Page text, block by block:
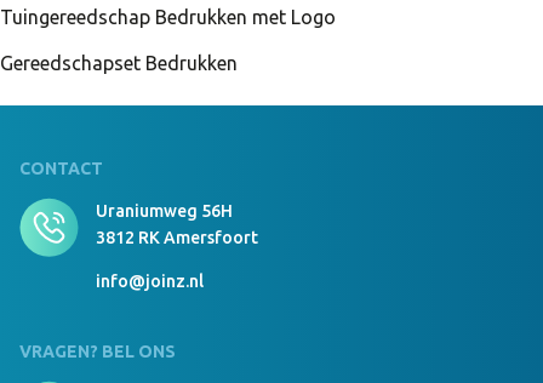
Tuingereedschap Bedrukken met Logo
Gereedschapset Bedrukken
CONTACT
Uraniumweg 56H
3812 RK Amersfoort
info@joinz.nl
VRAGEN? BEL ONS